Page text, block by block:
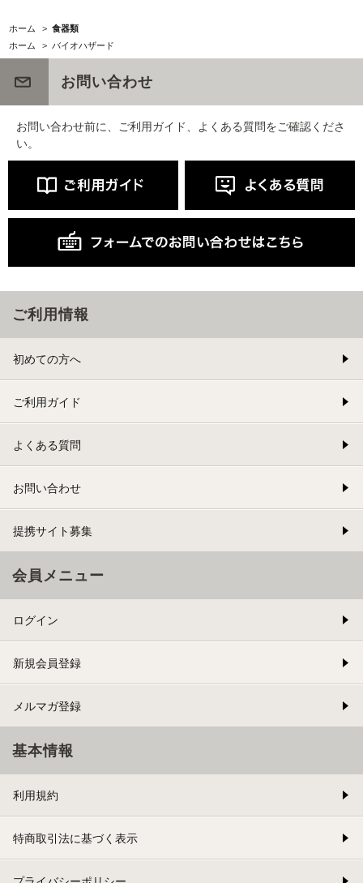
ホーム > 食器類
ホーム
> バイオハザード
お問い合わせ
お問い合わせ前に、ご利用ガイド、よくある質問をご確認くださ
い。
ご利用情報
初めての方へ
ご利用ガイド
よくある質問
お問い合わせ
提携サイト募集
会員メニュー
ログイン
新規会員登録
メルマガ登録
基本情報
利用規約
特商取引法に基づく表示